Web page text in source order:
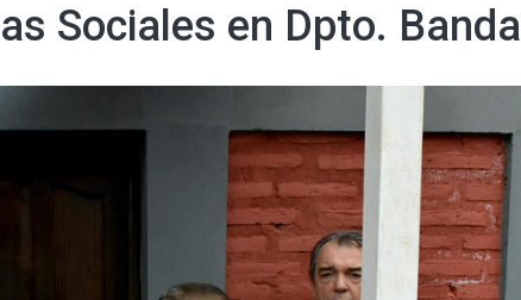
Sociales en Dpto. Banda